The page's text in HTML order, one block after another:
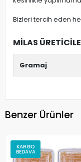
Bizleri tercih eden
MİLAS
Gramaj
Benzer Ürünler
KARGO
BEDAVA